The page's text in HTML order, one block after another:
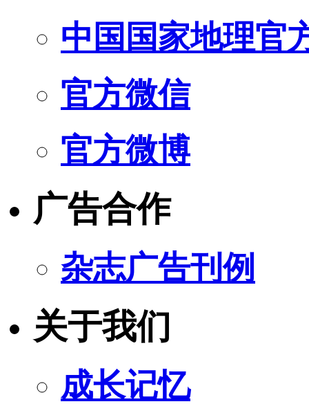
中国国家地理官
官方微信
官方微博
广告合作
杂志广告刊例
关于我们
成长记忆